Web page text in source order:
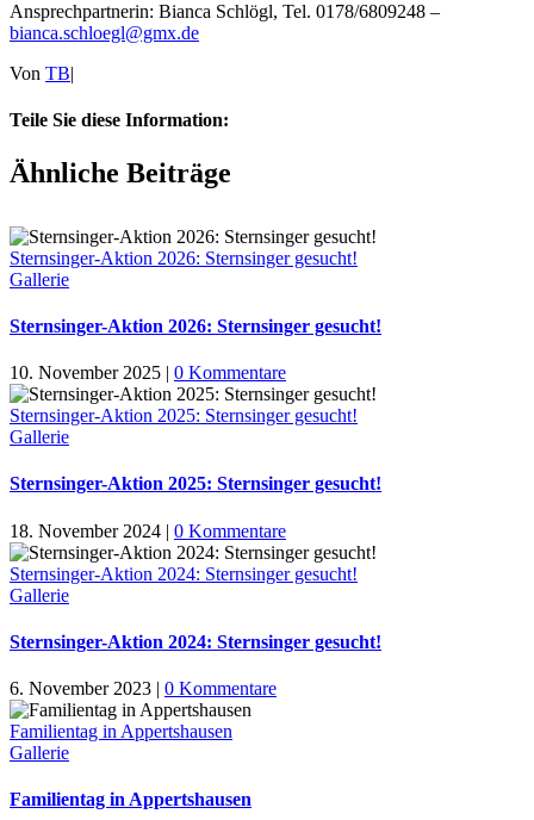
Ansprechpartnerin: Bianca Schlögl, Tel. 0178/6809248 –
bianca.schloegl@gmx.de
Von TB|
Teile Sie diese Information:
Facebook
X
Reddit
LinkedIn
Tumblr
Pinterest
Vk
E-
Mail
Ähnliche Beiträge
Sternsinger-Aktion 2026: Sternsinger gesucht!
Gallerie
Sternsinger-Aktion 2026: Sternsinger gesucht!
10. November 2025 | 0 Kommentare
Sternsinger-Aktion 2025: Sternsinger gesucht!
Gallerie
Sternsinger-Aktion 2025: Sternsinger gesucht!
18. November 2024 | 0 Kommentare
Sternsinger-Aktion 2024: Sternsinger gesucht!
Gallerie
Sternsinger-Aktion 2024: Sternsinger gesucht!
6. November 2023 | 0 Kommentare
Familientag in Appertshausen
Gallerie
Familientag in Appertshausen